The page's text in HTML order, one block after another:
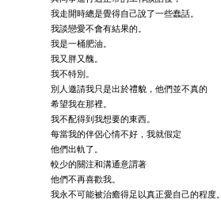
我走開時總是覺得自己說了一些蠢話。
我談戀愛不會有結果的。
我是一桶肥油。
我又胖又醜。
我不特別。
別人邀請我只是出於禮貌，他們並不真的
希望我在那裡。
我不配得到我想要的東西。
每當我的伴侶心情不好，我就假定
他們出軌了。
較少的關注和溝通意謂著
他們不再喜歡我。
我永不可能被治癒得足以真正愛自己的程度。